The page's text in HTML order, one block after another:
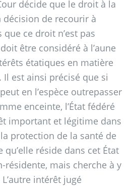
décide que le droit à la
de recourir à
que ce droit n’est pas
être considéré à l’aune
étatiques en matière
. Il est ainsi précisé que si
en l’espèce outrepasser
enceinte, l’État fédéré
important et légitime dans
protection de la santé de
réside dans cet État
résidente, mais cherche à y
intérêt jugé